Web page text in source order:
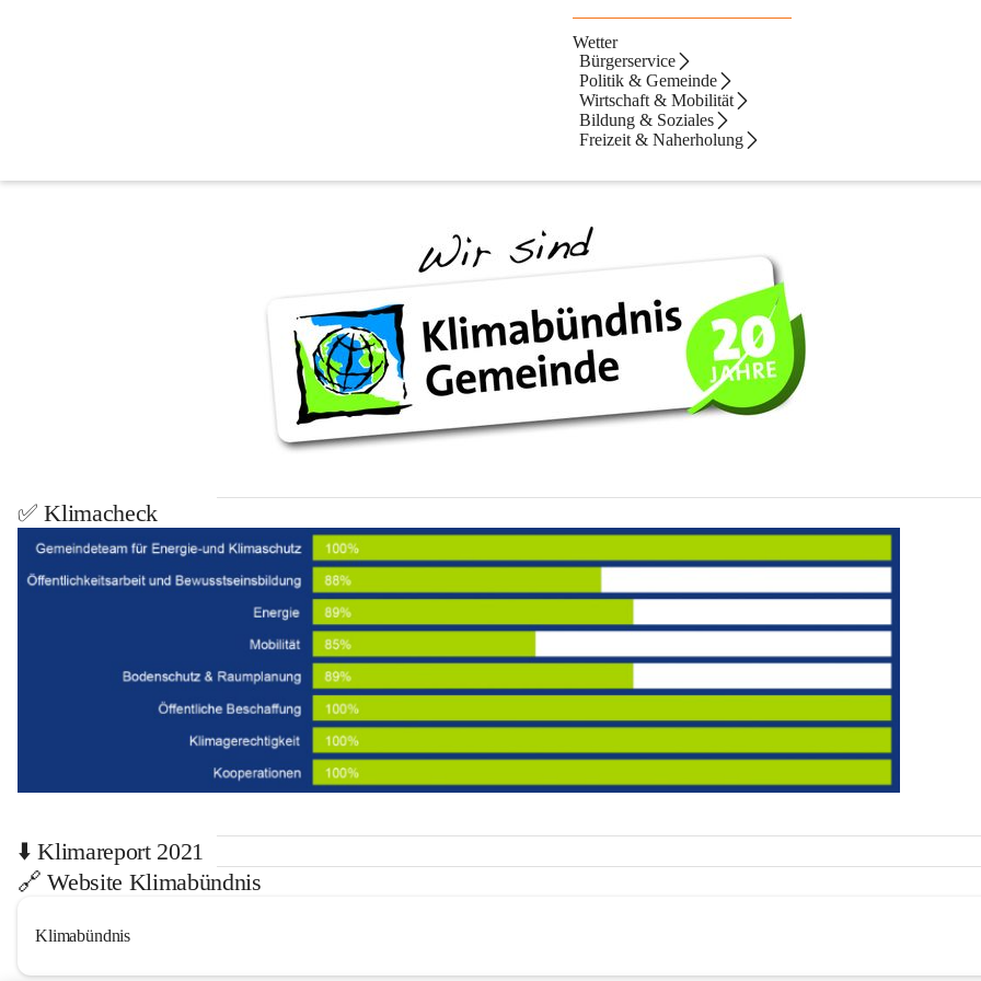
Wetter
Bürgerservice
Politik & Gemeinde
Wirtschaft & Mobilität
Bildung & Soziales
Freizeit & Naherholung
Die Marktgemeinde Ober-Grafendorf ist Vorreiterin und bereits seit 1999 Klimabündnisgemeinde. Der Klimabündnis-Ausweis zeigt, wie
Gemeinde im Klimaschutz ist. Er dokumentiert auch, wie viele der insgesamt 73 Klimaschutz-Maßnahmen wir bereits umgesetzt haben. Die
✅ Klimacheck
⬇️ Klimareport 2021
🔗 Website Klimabündnis
Klimabündnis